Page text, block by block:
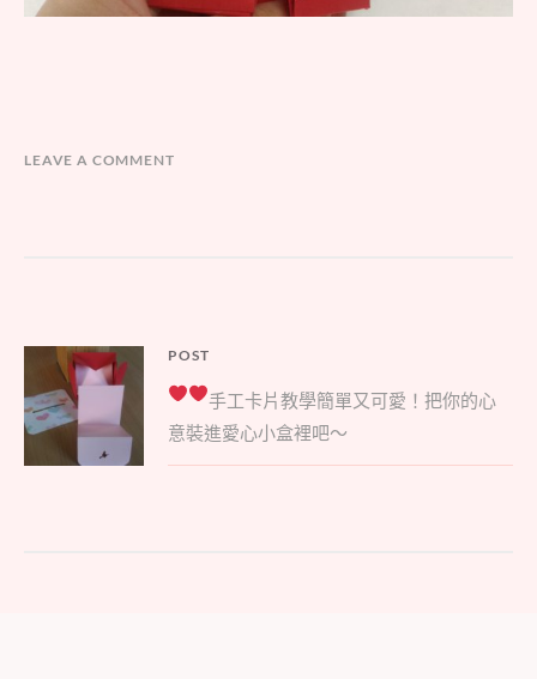
LEAVE A COMMENT
章
導
覽
POST
Parent
post:
手工卡片教學簡單又可愛！把你的心
意裝進愛心小盒裡吧～